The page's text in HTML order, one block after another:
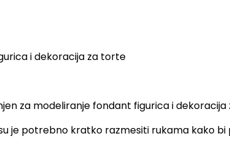
i dekoracija za torte
za modeliranje fondant figurica i dekoracija
je potrebno kratko razmesiti rukama kako